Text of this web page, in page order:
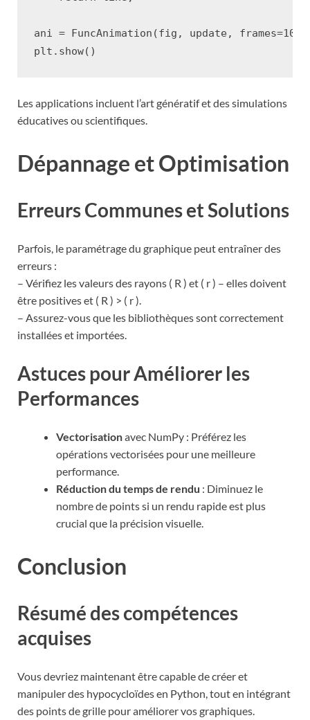
ani = FuncAnimation (fig , update , frames=1000
plt . show()
Les applications incluent l’art génératif et des simulations
éducatives ou scientifiques.
Dépannage et Optimisation
Erreurs Communes et Solutions
Parfois, le paramétrage du graphique peut entraîner des
erreurs :
– Vérifiez les valeurs des rayons ( R ) et ( r ) – elles doivent
être positives et ( R ) > ( r ).
– Assurez-vous que les bibliothèques sont correctement
installées et importées.
Astuces pour Améliorer les
Performances
Vectorisationavec NumPy : Préférez les
opérations vectorisées pour une meilleure
performance.
Réduction du temps de rendu : Diminuez le
nombre de points si un rendu rapide est plus
crucial que la précision visuelle.
Conclusion
Résumé des compétences
acquises
Vous devriez maintenant être capable de créer et
manipuler des hypocycloïdes en Python, tout en intégrant
des points de grille pour améliorer vos graphiques.